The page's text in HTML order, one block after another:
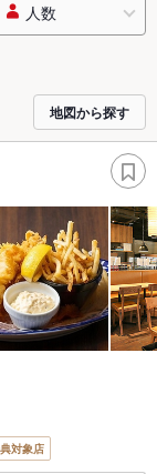
人数
地図から探す
対象店